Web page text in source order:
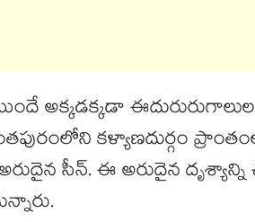
అక్కడక్కడా
కళ్యాణదుర్గం
సీన్. ఈ అరుదైన దృశ్యాన్ని